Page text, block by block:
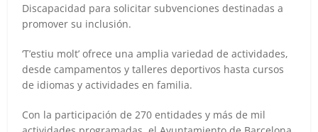
Discapacidad para solicitar subvenciones destinadas a
promover su inclusión.
‘T’estiu molt’ ofrece una amplia variedad de actividades,
desde campamentos y talleres deportivos hasta cursos
de idiomas y actividades en familia.
Con la participación de 270 entidades y más de mil